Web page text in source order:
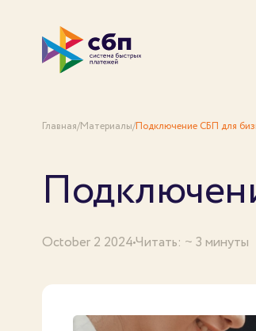
Главная/Материалы/Подключение СБП для
October 2 2024Читать: ~ 3 минуты